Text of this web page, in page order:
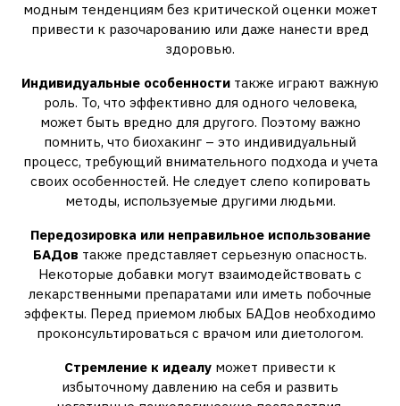
модным тенденциям без критической оценки может
привести к разочарованию или даже нанести вред
здоровью.
Индивидуальные особенности также играют важную
роль. То, что эффективно для одного человека,
может быть вредно для другого. Поэтому важно
помнить, что биохакинг – это индивидуальный
процесс, требующий внимательного подхода и учета
своих особенностей. Не следует слепо копировать
методы, используемые другими людьми.
Передозировка или неправильное использование
БАДов также представляет серьезную опасность.
Некоторые добавки могут взаимодействовать с
лекарственными препаратами или иметь побочные
эффекты. Перед приемом любых БАДов необходимо
проконсультироваться с врачом или диетологом.
Стремление к идеалу может привести к
избыточному давлению на себя и развить